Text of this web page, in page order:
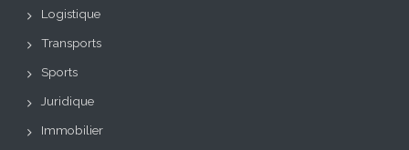
Logistique
Transports
Sports
Juridique
Immobilier